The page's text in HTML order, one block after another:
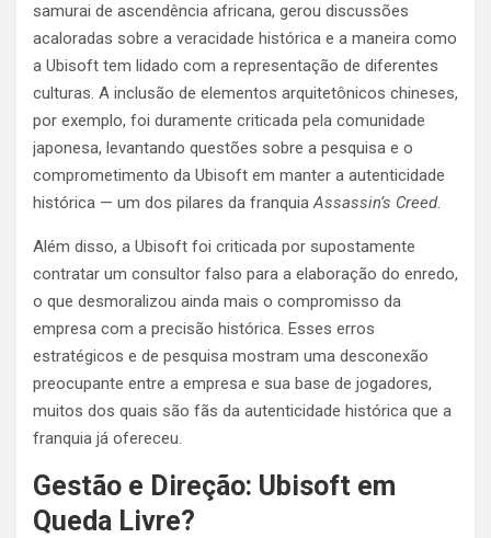
samurai de ascendência africana, gerou discussões
acaloradas sobre a veracidade histórica e a maneira como
a Ubisoft tem lidado com a representação de diferentes
culturas. A inclusão de elementos arquitetônicos chineses,
por exemplo, foi duramente criticada pela comunidade
japonesa, levantando questões sobre a pesquisa e o
comprometimento da Ubisoft em manter a autenticidade
histórica — um dos pilares da franquiaAssassin’s Creed.
Além disso, a Ubisoft foi criticada por supostamente
contratar um consultor falso para a elaboração do enredo,
o que desmoralizou ainda mais o compromisso da
empresa com a precisão histórica. Esses erros
estratégicos e de pesquisa mostram uma desconexão
preocupante entre a empresa e sua base de jogadores,
muitos dos quais são fãs da autenticidade histórica que a
franquia já ofereceu.
Gestão e Direção: Ubisoft em
Queda Livre?